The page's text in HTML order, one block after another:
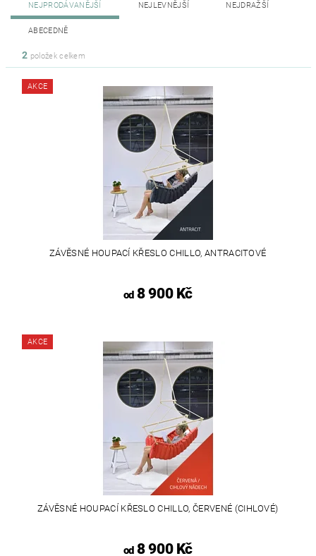
NEJPRODÁVANĚJŠÍ NEJLEVNĚJŠÍ NEJDRAŽŠÍ
ABECEDNĚ
2 položek celkem
AKCE
ZÁVĚSNÉ HOUPACÍ KŘESLO CHILLO, ANTRACITOVÉ
od8 900 Kč
AKCE
ZÁVĚSNÉ HOUPACÍ KŘESLO CHILLO, ČERVENÉ (CIHLOVÉ)
od8 900 Kč